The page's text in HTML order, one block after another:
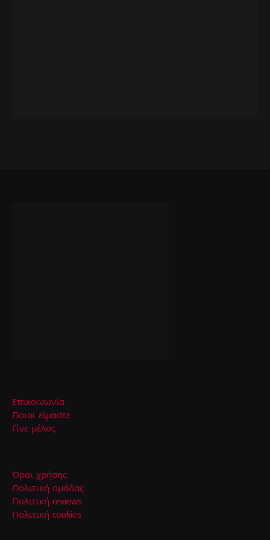
Επικοινωνία
Ποιοι είμαστε
Γίνε μέλος
Όροι χρήσης
Πολιτική ομάδας
Πολιτική reviews
Πολιτική cookies